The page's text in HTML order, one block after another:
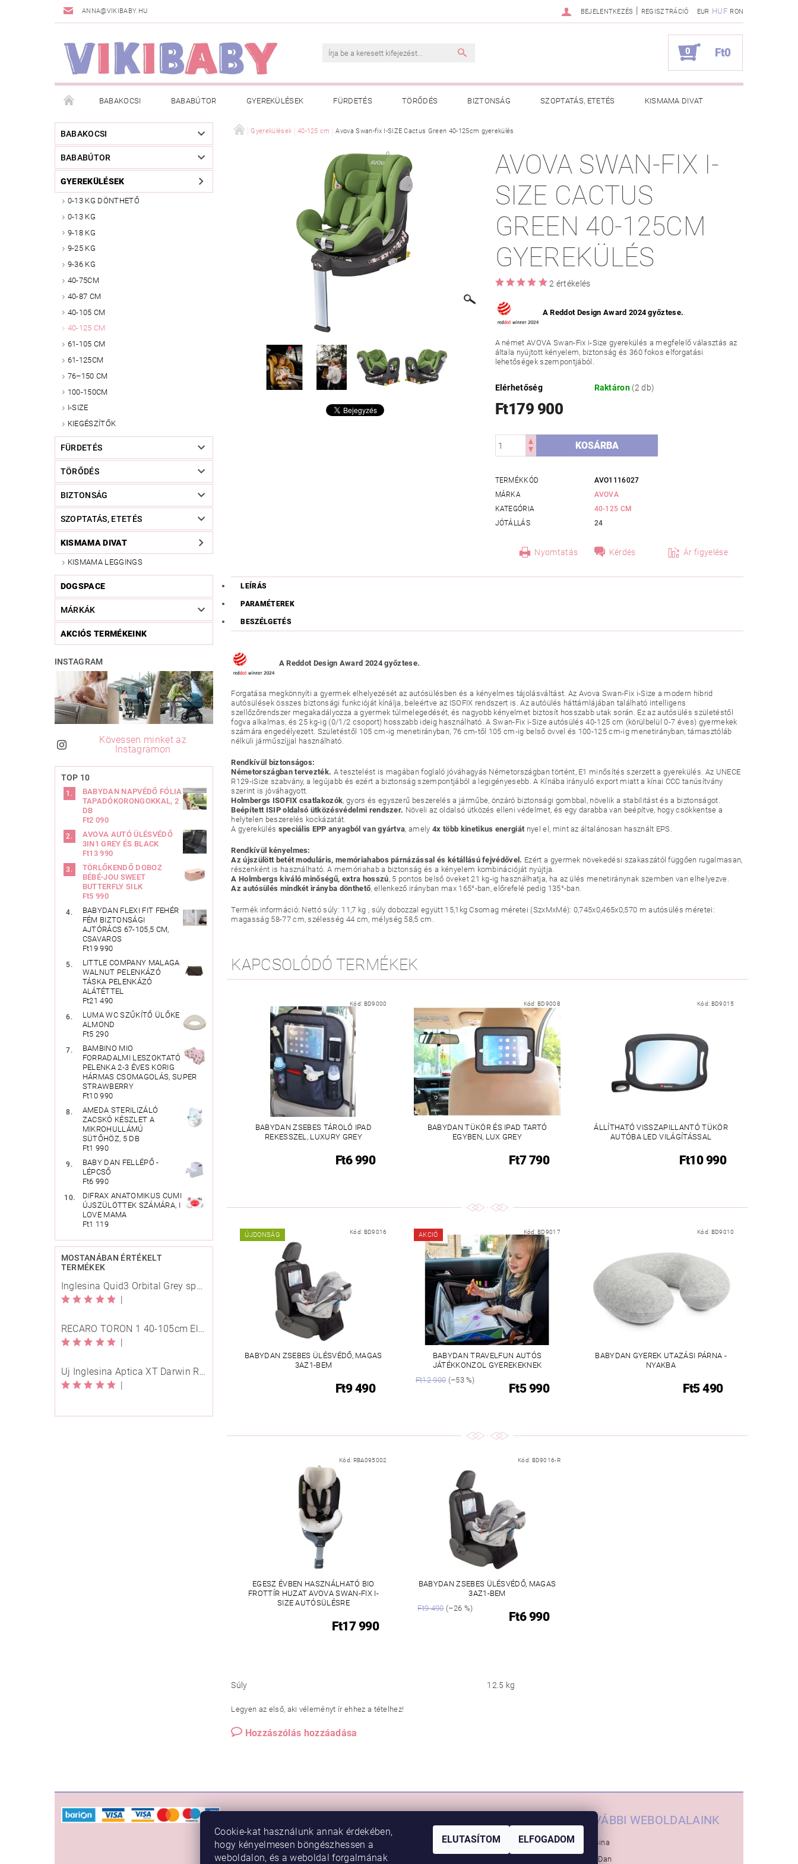
ANNA@VIKIBABY.HU EUR HUF RON
BEJELENTKEZÉS | REGISZTRÁCIÓ
0 Ft0
BABAKOCSI BABABÚTOR GYEREKÜLÉSEK FÜRDETÉS TÖRŐDÉS BIZTONSÁG SZOPTATÁS, ETETÉS KISMAMA DIVAT
DOGSPACE AKCIÓS TERMÉKEINK VÁSÁRLÁSI FELTÉTELEK ADATKEZELÉSI TÁJÉKOZTATÓ
TÖRZSVÁSÁRLÓI PROGRAM RÓLUNK A MEGFELELŐ MÉRET MEGÁLLAPÍTÁSA HASZNOS TANÁCSOK RENDELÉSEM
BABAKOCSI
BABABÚTOR
GYEREKÜLÉSEK
0-13 KG DÖNTHETŐ
0-13 KG
9-18 KG
9-25 KG
9-36 KG
40-75CM
40-87 CM
40-105 CM
40-125 CM
61-105 CM
61-125CM
76–150 CM
100-150CM
I-SIZE
KIEGÉSZÍTŐK
FÜRDETÉS
TÖRŐDÉS
BIZTONSÁG
SZOPTATÁS, ETETÉS
KISMAMA DIVAT
KISMAMA LEGGINGS
DOGSPACE
MÁRKÁK
AKCIÓS TERMÉKEINK
INSTAGRAM
Kövessen minket az
Instagramon
TOP 10
BABYDAN NAPVÉDŐ FÓLIA
TAPADÓKORONGOKKAL, 2
DB
Ft2 090
AVOVA AUTÓ ÜLÉSVÉDŐ
3IN1 GREY ÉS BLACK
Ft13 990
TÖRLŐKENDŐ DOBOZ
BÉBÉ-JOU SWEET
BUTTERFLY SILK
Ft5 990
BABYDAN FLEXI FIT FEHÉR
FÉM BIZTONSÁGI
AJTÓRÁCS 67-105,5 CM,
CSAVAROS
Ft19 990
LITTLE COMPANY MALAGA
WALNUT PELENKÁZÓ
TÁSKA PELENKÁZÓ
ALÁTÉTTEL
Ft21 490
LUMA WC SZŰKÍTŐ ÜLŐKE
ALMOND
Ft5 290
BAMBINO MIO
FORRADALMI LESZOKTATÓ
PELENKA 2-3 ÉVES KORIG
HÁRMAS CSOMAGOLÁS, SUPER
STRAWBERRY
Ft10 990
AMEDA STERILIZÁLÓ
ZACSKÓ KÉSZLET A
MIKROHULLÁMÚ
SÜTŐHÖZ, 5 DB
Ft1 990
BABY DAN FELLÉPŐ -
LÉPCSŐ
Ft6 990
DIFRAX ANATOMIKUS CUMI
ÚJSZÜLÖTTEK SZÁMÁRA, I
LOVE MAMA
Ft1 119
MOSTANÁBAN ÉRTÉKELT
TERMÉKEK
Inglesina Quid3 Orbital Grey sport babakocsi
|
RECARO TORON 1 40-105cm Elegant Beige
|
Új Inglesina Aptica XT Darwin Recline Evo 4in1 Himalaya Blue multifunkciós babakocsi
|
Gyerekülések 40-125 cm Avova Swan-fix I-SIZE Cactus Green 40-125cm gyerekülés
AVOVA SWAN-FIX I-
SIZE CACTUS
GREEN 40-125CM
GYEREKÜLÉS
2 értékelés
A Reddot Design Award 2024 győztese..
A német AVOVA Swan-Fix i-Size gyerekülés a megfelelő választás az
általa nyújtott kényelem, biztonság és 360 fokos elforgatási
lehetőségek szempontjából.
Elérhetőség Raktáron (2 db)
Ft179 900
TERMÉKKÓD
AVO1116027
MÁRKA
AVOVA
KATEGÓRIA
40-125 CM
JÓTÁLLÁS
24
Nyomtatás Kérdés Ár figyelése
LEÍRÁS
PARAMÉTEREK
BESZÉLGETÉS
A Reddot Design Award 2024 győztese..
Forgatása megkönnyíti a gyermek elhelyezését az autósülésben és a kényelmes tájolásváltást. Az Avova Swan-Fix i-Size a modern hibrid
autósülések összes biztonsági funkcióját kínálja, beleértve az ISOFIX rendszert is. Az autóülés háttámlájában található intelligens
szellőzőrendszer megakadályozza a gyermek túlmelegedését, és nagyobb kényelmet biztosít hosszabb utak során. Ez az autósülés születéstől
fogva alkalmas, és 25 kg-ig (0/1/2 csoport) hosszabb ideig használható. A Swan-Fix i-Size autósülés 40-125 cm (körülbelül 0-7 éves) gyermekek
számára engedélyezett. Születéstől 105 cm-ig menetirányban, 76 cm-től 105 cm-ig belső övvel és 100-125 cm-ig menetirányban, támasztóláb
nélküli járműszíjjal használható.
Rendkívül biztonságos:
Németországban tervezték. A tesztelést is magában foglaló jóváhagyás Németországban történt, E1 minősítés szerzett a gyerekülés. Az UNECE
R129-iSize szabvány, a legújabb és ezért a biztonság szempontjából a legigényesebb. A Kínába irányuló export miatt a kínai CCC tanúsítvány
szerint is jóváhagyott.
Holmbergs ISOFIX csatlakozók, gyors és egyszerű beszerelés a járműbe, önzáró biztonsági gombbal, növelik a stabilitást és a biztonságot.
Beépített ISIP oldalsó ütközésvédelmi rendszer. Növeli az oldalsó ütközés elleni védelmet, és egy darabba van beépítve, hogy csökkentse a
helytelen beszerelés kockázatát.
A gyerekülés speciális EPP anyagból van gyártva, amely4x több kinetikus energiát nyel el, mint az általánosan használt EPS.
Rendkívül kényelmes:
Az újszülött betét moduláris, memóriahabos párnázással és kétállású fejvédővel. Ezért a gyermek növekedési szakaszától függően rugalmasan,
részenként is használható. A memóriahab a biztonság és a kényelem kombinációját nyújtja.
A Holmbergs kiváló minőségű, extra hosszú, 5 pontos belső öveket 21 kg-ig használhatja, ha az ülés menetiránynak szemben van elhelyezve.
Az autósülés mindkét irányba dönthető, ellenkező irányban max 165°-ban, előrefelé pedig 135°-ban.
Termék információ: Nettó súly: 11,7 kg , súly dobozzal együtt 15,1kg Csomag méretei (SzxMxMé): 0,745x0,465x0,570 m autósülés méretei:
magasság 58-77 cm, szélesség 44 cm, mélység 58,5 cm.
KAPCSOLÓDÓ TERMÉKEK
Kód: BD9000
BABYDAN ZSEBES TÁROLÓ IPAD
REKESSZEL, LUXURY GREY
Ft6 990
Kód: BD9008
BABYDAN TÜKÖR ÉS IPAD TARTÓ
EGYBEN, LUX GREY
Ft7 790
Kód: BD9015
ÁLLÍTHATÓ VISSZAPILLANTÓ TÜKÖR
AUTÓBA LED VILÁGÍTÁSSAL
Ft10 990
ÚJDONSÁG Kód: BD9016
BABYDAN ZSEBES ÜLÉSVÉDŐ, MAGAS
3AZ1-BEM
Ft9 490
AKCIÓ Kód: BD9017
BABYDAN TRAVELFUN AUTÓS
JÁTÉKKONZOL GYEREKEKNEK
Ft12 900(–53 %)
Ft5 990
Kód: BD9010
BABYDAN GYEREK UTAZÁSI PÁRNA -
NYAKBA
Ft5 490
Kód: RBA095002
EGESZ ÉVBEN HASZNÁLHATÓ BIO
FROTTÍR HUZAT AVOVA SWAN-FIX I-
SIZE AUTÓSÜLÉSRE
Ft17 990
Kód: BD9016-R
BABYDAN ZSEBES ÜLÉSVÉDŐ, MAGAS
3AZ1-BEM
Ft9 490(–26 %)
Ft6 990
Súly 12.5 kg
Legyen az első, aki véleményt ír ehhez a tételhez!
Hozzászólás hozzáadása
Rendelésem
Vásárlási feltételek
Kapcsolat
TOVÁBBI WEBOLDALAINK
Inglesina
Baby-Dan
Cookie-kat használunk annak érdekében,
hogy kényelmesen böngészhessen a
weboldalon, és a weboldal forgalmának
ELUTASÍTOM ELFOGADOM